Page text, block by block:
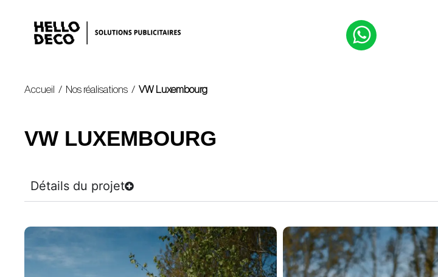
Accueil / Nos réalisations /VW Luxembourg
VW LUXEMBOURG
Détails du projet